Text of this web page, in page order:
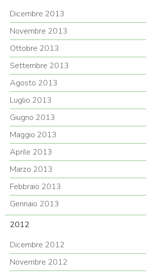
Dicembre 2013
Novembre 2013
Ottobre 2013
Settembre 2013
Agosto 2013
Luglio 2013
Giugno 2013
Maggio 2013
Aprile 2013
Marzo 2013
Febbraio 2013
Gennaio 2013
2012
Dicembre 2012
Novembre 2012